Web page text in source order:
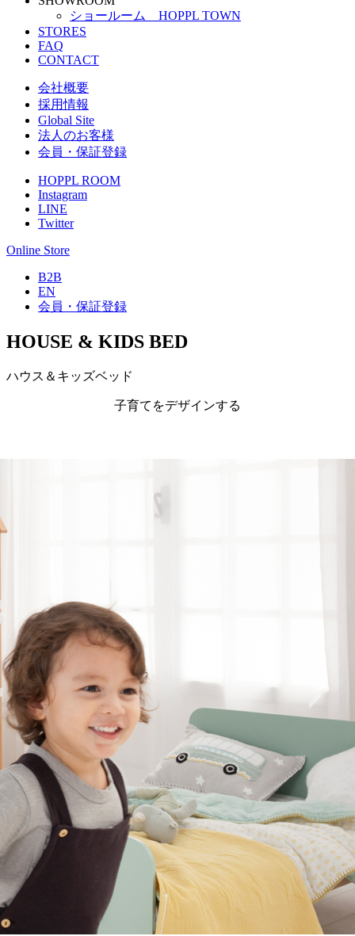
ショールーム HOPPL TOWN
STORES
FAQ
CONTACT
会社概要
採用情報
Global Site
法人のお客様
会員・保証登録
HOPPL ROOM
Instagram
LINE
Twitter
Online Store
B2B
EN
会員・保証登録
HOUSE & KIDS BED
ハウス＆キッズベッド
子育てをデザインする